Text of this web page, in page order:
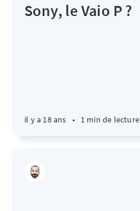
Sony, le Vaio P ?
il y a 18 ans • 1 min de lecture